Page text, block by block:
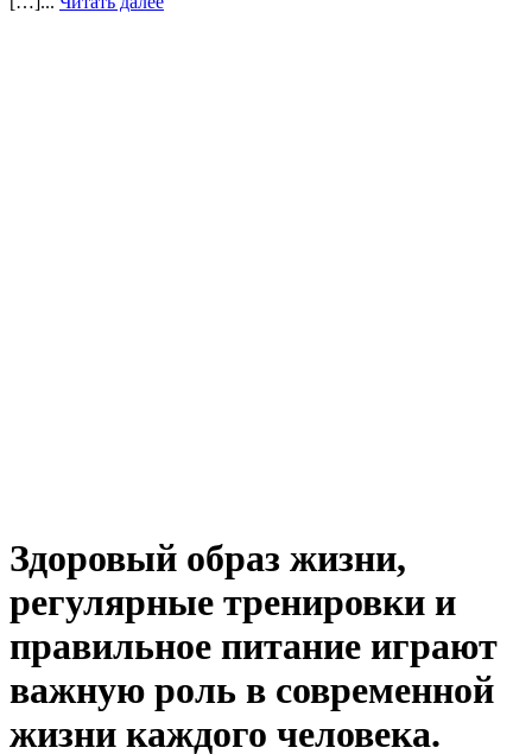
Здоровый образ жизни,
регулярные тренировки и
правильное питание играют
важную роль в современной
жизни каждого человека.